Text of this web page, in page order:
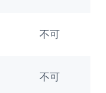
不可
不可